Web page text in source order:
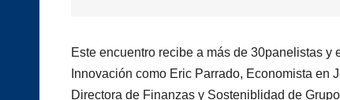
Este encuentro recibe a más de 30panelistas
Innovación como Eric Parrado, Economista en
Directora de Finanzas y Sosteniblidad de